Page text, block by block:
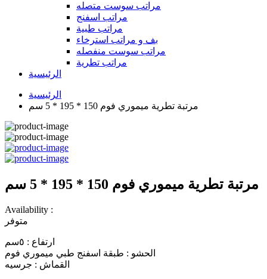
مراتب سوست متصله
مراتب اسفنج
مراتب طبية
بف و مراتب استرخاء
مراتب سوست منفصله
مراتب تطرية
الرئيسية
الرئيسية
مرتبة تطرية ميموري فوم 150 * 195 * 5 سم
مرتبة تطرية ميموري فوم 150 * 195 * 5 سم
Availability :
متوفر